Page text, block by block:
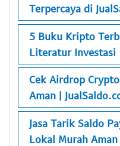
Terpercaya di
5 Buku Kripto
Literatur Investasi
Cek Airdrop
Aman |
Jasa Tarik Saldo
Lokal Murah Aman